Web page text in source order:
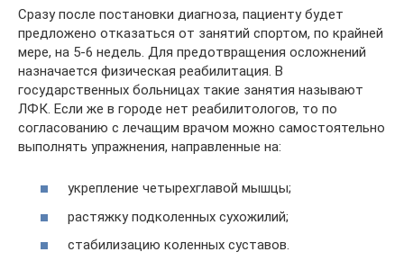
Сразу после постановки диагноза, пациенту будет
предложено отказаться от занятий спортом, по крайней
мере, на 5-6 недель. Для предотвращения осложнений
назначается физическая реабилитация. В
государственных больницах такие занятия называют
ЛФК. Если же в городе нет реабилитологов, то по
согласованию с лечащим врачом можно самостоятельно
выполнять упражнения, направленные на:
укрепление четырехглавой мышцы;
растяжку подколенных сухожилий;
стабилизацию коленных суставов.